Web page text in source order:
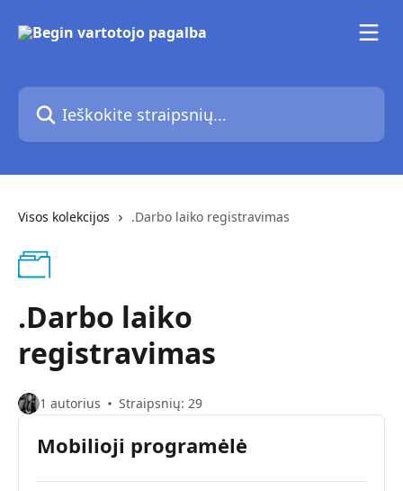
Ieškokite straipsnių...
Visos kolekcijos .Darbo laiko registravimas
.Darbo laiko
registravimas
1 autorius Straipsnių: 29
Mobilioji programėlė